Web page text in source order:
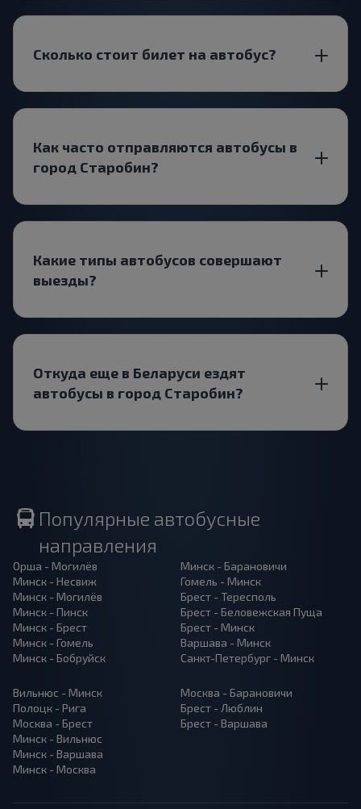
Сколько стоит билет на автобус?
Как часто отправляются автобусы в
город Старобин?
Какие типы автобусов совершают
выезды?
Откуда еще в Беларуси ездят
автобусы в город Старобин?
Популярные автобусные
направления
Орша - Могилёв
Минск - Несвиж
Минск - Могилёв
Минск - Пинск
Минск - Брест
Минск - Гомель
Минск - Бобруйск
Минск - Барановичи
Гомель - Минск
Брест - Тересполь
Брест - Беловежская Пуща
Брест - Минск
Варшава - Минск
Санкт-Петербург - Минск
Вильнюс - Минск
Полоцк - Рига
Москва - Брест
Минск - Вильнюс
Минск - Варшава
Минск - Москва
Москва - Барановичи
Брест - Люблин
Брест - Варшава